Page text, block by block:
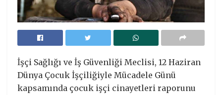
İşçi Sağlığı ve İş Güvenliği Meclisi, 12 Haziran
Dünya Çocuk İşçiliğiyle Mücadele Günü
kapsamında çocuk işçi cinayetleri raporunu